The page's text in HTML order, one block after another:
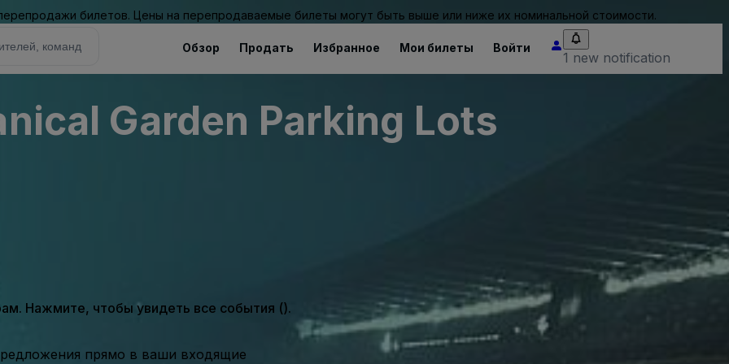
билетов. Цены на перепродаваемые билеты могут быть выше или ниже их номинальной стоимости.
Обзор Продать Избранное Мои билеты Войти
1 new notification
Garden Parking Lots
Нажмите, чтобы увидеть все события ().
прямо в ваши входящие